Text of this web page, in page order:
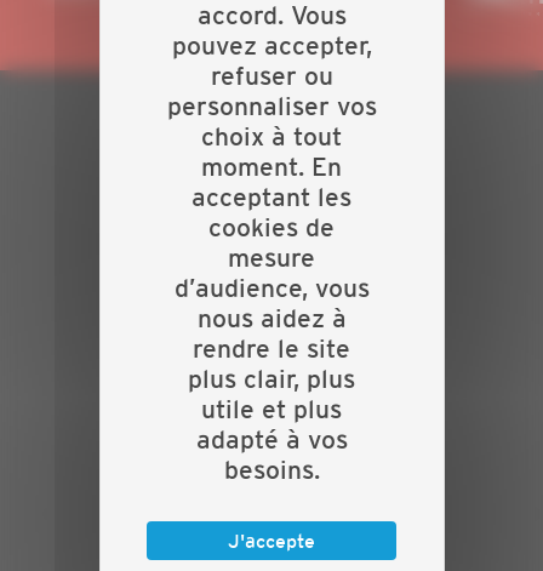
PLAN DU SITE
Actualités
Evénements
Présentation
Nos batailles
Nos services
INFORMATIONS
Crédits
Mentions légales
PRESSE
accord. Vous
pouvez accepter,
refuser ou
personnaliser vos
choix à tout
moment. En
acceptant les
cookies de
mesure
d’audience, vous
nous aidez à
rendre le site
plus clair, plus
utile et plus
adapté à vos
besoins.
J'accepte